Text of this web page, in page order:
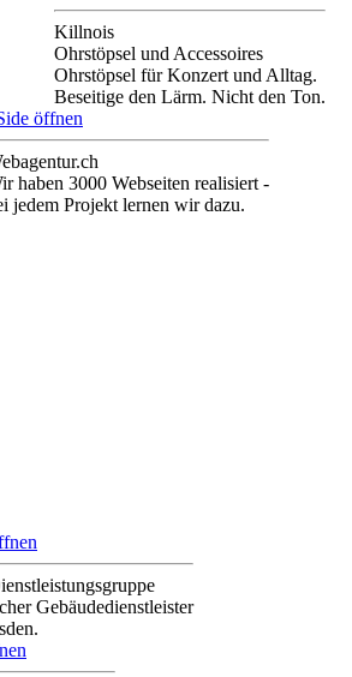
Killnois
Ohrstöpsel und Accessoires
Ohrstöpsel für Konzert und Alltag.
Beseitige den Lärm. Nicht den Ton.
öffnen
haben 3000 Webseiten realisiert -
jedem Projekt lernen wir dazu.
Gebäudedienstleister